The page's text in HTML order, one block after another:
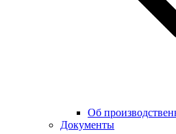
Об
Документы